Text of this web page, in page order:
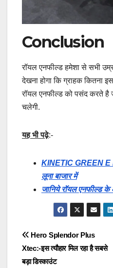
Conclusion
रॉयल एनफील्ड हमेशा से सभी
देखना होगा कि ग्राहक कितना
रॉयल एनफील्ड को पसंद करते है
चलेगी.
यह भी पढ़े:-
KINETIC GREEN E
लूना बाजार में
जानिये रॉयल एनफील्ड के
Post
navigation
Hero Splendor Plus
Xtec:-इस त्यौहार मिल रहा है सबसे
बड़ा डिस्काउंट